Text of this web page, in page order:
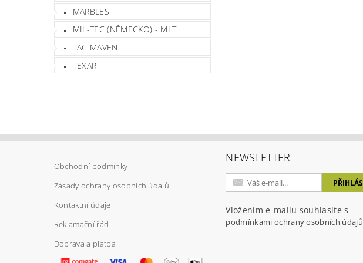
MARBLES
MIL-TEC (NĚMECKO) - MLT
TAC MAVEN
TEXAR
Obchodní podmínky
Zásady ochrany osobních údajů
Kontaktní údaje
Reklamační řád
Doprava a platba
NEWSLETTER
Vložením e-mailu souhlasíte s
podmínkami ochrany osobních údajů